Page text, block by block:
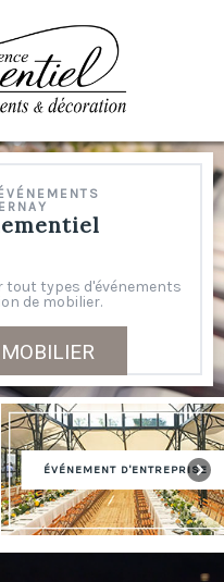
tout types d'événements
de mobilier.
ÉVÉNEMENT D'ENTREPRISE